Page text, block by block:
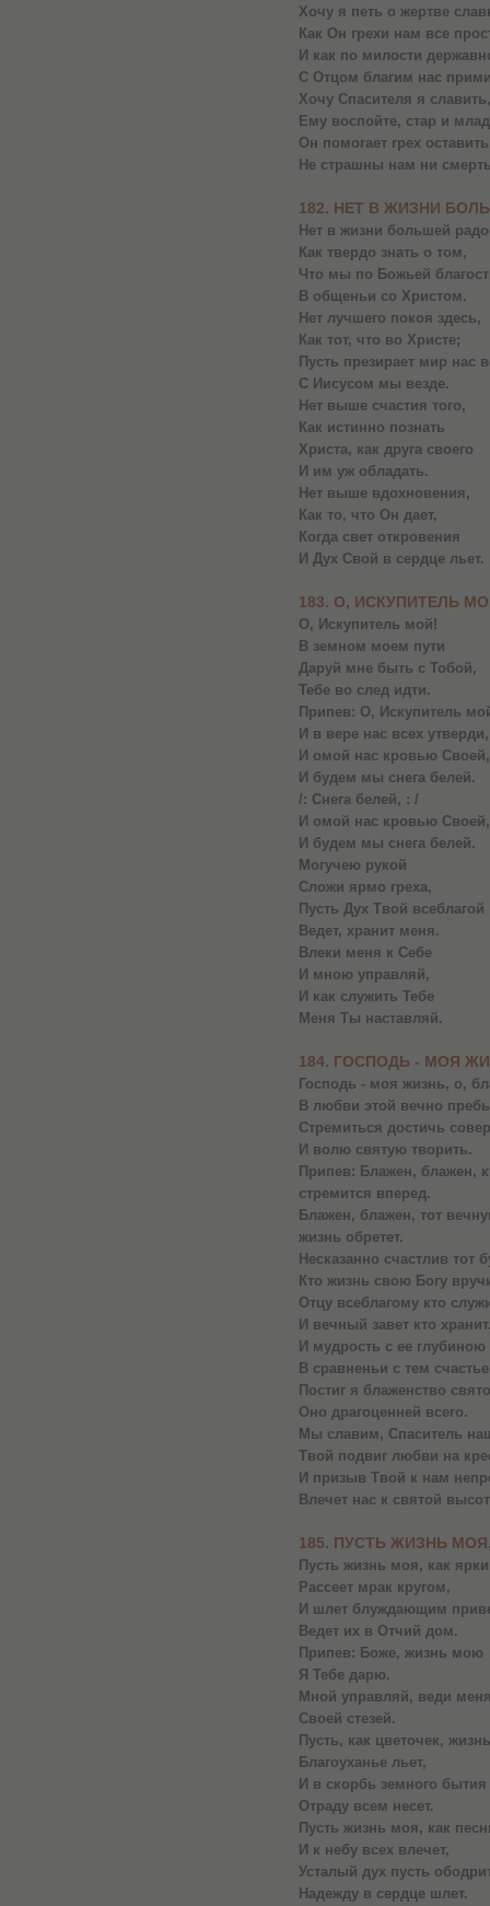
Хочу я петь о жертве
Как Он грехи нам все
И как по милости
С Отцом благим нас
Хочу Спасителя я славить,
Ему воспойте, стар и
Он помогает грех
Не страшны нам ни
182. НЕТ В ЖИЗНИ
Нет в жизни большей
Как твердо знать о том,
Что мы по Божьей
В общеньи со Христом.
Нет лучшего покоя здесь,
Как тот, что во Христе;
Пусть презирает мир нас
С Иисусом мы везде.
Нет выше счастия того,
Как истинно познать
Христа, как друга своего
И им уж обладать.
Нет выше вдохновения,
Как то, что Он дает,
Когда свет откровения
И Дух Свой в сердце льет.
183. О, ИСКУПИТЕЛЬ
О, Искупитель мой!
В земном моем пути
Даруй мне быть с Тобой,
Тебе во след идти.
Припев: О, Искупитель
И в вере нас всех утверди,
И омой нас кровью Своей,
И будем мы снега белей.
/: Снега белей, : /
И омой нас кровью Своей,
И будем мы снега белей.
Могучею рукой
Сложи ярмо греха,
Пусть Дух Твой всеблагой
Ведет, хранит меня.
Влеки меня к Себе
И мною управляй,
И как служить Тебе
Меня Ты наставляй.
184. ГОСПОДЬ - МОЯ
Господь - моя жизнь, о,
В любви этой вечно
Стремиться достичь
И волю святую творить.
Припев: Блажен, блажен,
стремится вперед.
Блажен, блажен, тот
жизнь обретет.
Несказанно счастлив тот
Кто жизнь свою Богу
Отцу всеблагому кто
И вечный завет кто
И мудрость с ее глубиною
В сравненьи с тем
Постиг я блаженство
Оно драгоценней всего.
Мы славим, Спаситель
Твой подвиг любви на
И призыв Твой к нам
Влечет нас к святой
185. ПУСТЬ ЖИЗНЬ
Пусть жизнь моя, как
Рассеет мрак кругом,
И шлет блуждающим
Ведет их в Отчий дом.
Припев: Боже, жизнь мою
Я Тебе дарю.
Мной управляй, веди
Своей стезей.
Пусть, как цветочек,
Благоуханье льет,
И в скорбь земного бытия
Отраду всем несет.
Пусть жизнь моя, как
И к небу всех влечет,
Усталый дух пусть
Надежду в сердце шлет.